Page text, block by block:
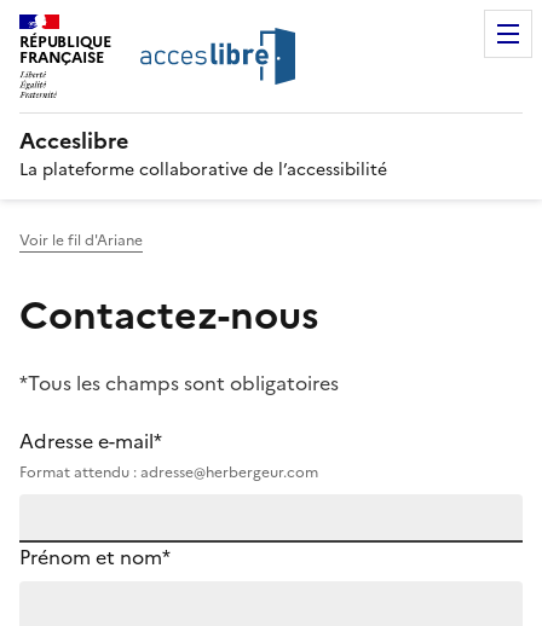
RÉPUBLIQUE
FRANÇAISE
Acceslibre
La plateforme collaborative de l’accessibilité
Voir le fil d'Ariane
Contactez-nous
*Tous les champs sont obligatoires
Adresse e-mail*
Format attendu : adresse@herbergeur.com
Prénom et nom*